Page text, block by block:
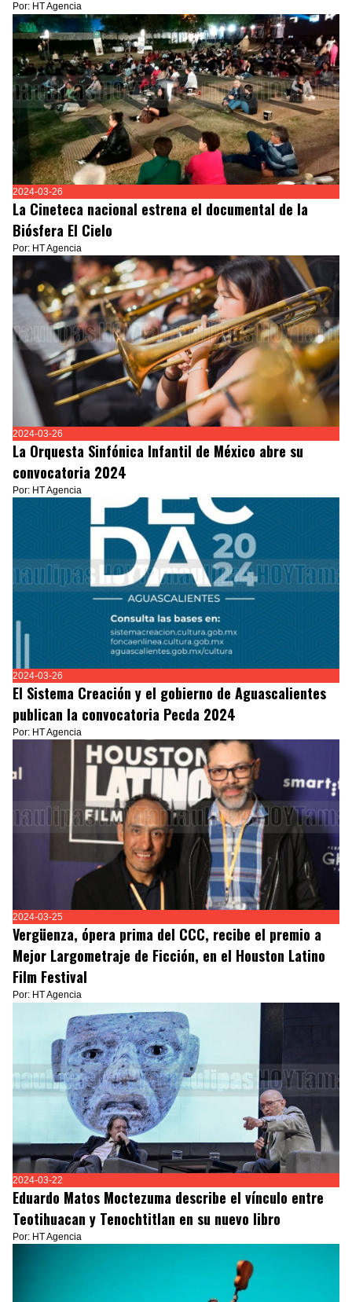
Por: HT Agencia
2024-03-26
La Cineteca nacional estrena el documental de la
Biósfera El Cielo
Por: HT Agencia
2024-03-26
La Orquesta Sinfónica Infantil de México abre su
convocatoria 2024
Por: HT Agencia
2024-03-26
El Sistema Creación y el gobierno de Aguascalientes
publican la convocatoria Pecda 2024
Por: HT Agencia
2024-03-25
Vergüenza, ópera prima del CCC, recibe el premio a
Mejor Largometraje de Ficción, en el Houston Latino
Film Festival
Por: HT Agencia
2024-03-22
Eduardo Matos Moctezuma describe el vínculo entre
Teotihuacan y Tenochtitlan en su nuevo libro
Por: HT Agencia